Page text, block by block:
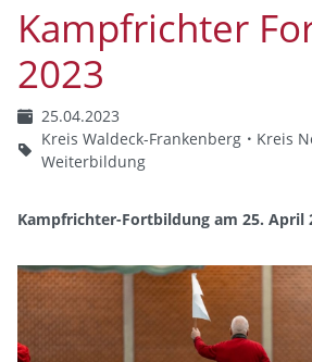
Kampfrichter
2023
25.04.2023
Kreis Waldeck-Frankenberg
Kreis
Weiterbildung
Kampfrichter-Fortbildung am 25. April